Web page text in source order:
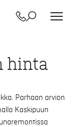
Yhteystiedot
Etsi
hinta
Parhaan arvion
Kaskipuun